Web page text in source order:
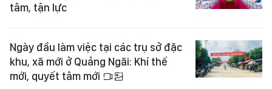
tâm, tận lực
Ngày đầu làm việc tại các trụ sở đặc
khu, xã mới ở Quảng Ngãi: Khí thế
mới, quyết tâm mới